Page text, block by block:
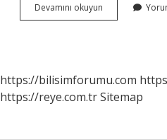
Devamını okuyun Karmaşıklık
Yaklaşımı
https://bilisimforumu.com
https://reye.com.trSitemap